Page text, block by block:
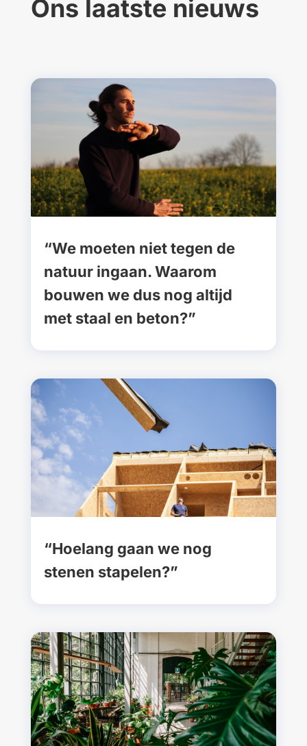
Ons laatste nieuws
“We moeten niet tegen de
natuur ingaan. Waarom
bouwen we dus nog altijd
met staal en beton?”
“Hoelang gaan we nog
stenen stapelen?”